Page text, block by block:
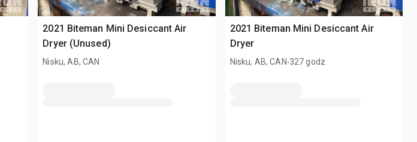
2021 Biteman Mini Desiccant Air
Dryer (Unused)
Nisku, AB, CAN
2021 Biteman Mini Desiccant Air
Dryer
Nisku, AB, CAN.327 godz.